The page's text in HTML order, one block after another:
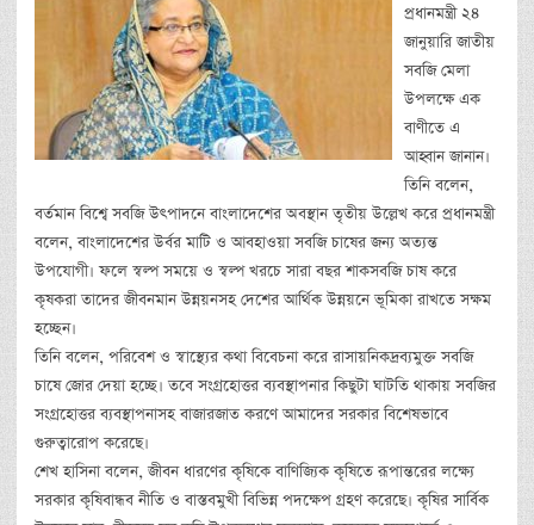
প্রধানমন্ত্রী ২৪
জানুয়ারি জাতীয়
সবজি মেলা
উপলক্ষে এক
বাণীতে এ
আহ্বান জানান।
তিনি বলেন,
বর্তমান বিশ্বে সবজি উৎপাদনে বাংলাদেশের অবস্থান তৃতীয় উল্লেখ করে প্রধানমন্ত্রী
বলেন, বাংলাদেশের উর্বর মাটি ও আবহাওয়া সবজি চাষের জন্য অত্যন্ত
উপযোগী। ফলে স্বল্প সময়ে ও স্বল্প খরচে সারা বছর শাকসবজি চাষ করে
কৃষকরা তাদের জীবনমান উন্নয়নসহ দেশের আর্থিক উন্নয়নে ভূমিকা রাখতে সক্ষম
হচ্ছেন।
তিনি বলেন, পরিবেশ ও স্বাস্থ্যের কথা বিবেচনা করে রাসায়নিকদ্রব্যমুক্ত সবজি
চাষে জোর দেয়া হচ্ছে। তবে সংগ্রহোত্তর ব্যবস্থাপনার কিছুটা ঘাটতি থাকায় সবজির
সংগ্রহোত্তর ব্যবস্থাপনাসহ বাজারজাত করণে আমাদের সরকার বিশেষভাবে
গুরুত্বারোপ করেছে।
শেখ হাসিনা বলেন, জীবন ধারণের কৃষিকে বাণিজ্যিক কৃষিতে রূপান্তরের লক্ষ্যে
সরকার কৃষিবান্ধব নীতি ও বাস্তবমুখী বিভিন্ন পদক্ষেপ গ্রহণ করেছে। কৃষির সার্বিক